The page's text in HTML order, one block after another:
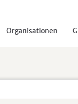
Organisationen